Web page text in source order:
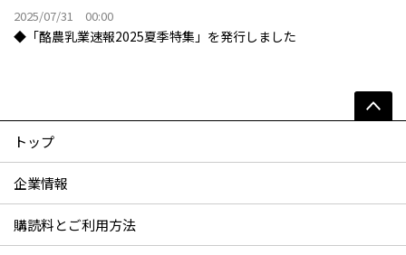
2025/07/31 00:00
◆「酪農乳業速報2025夏季特集」を発行しました
トップ
企業情報
購読料とご利用方法